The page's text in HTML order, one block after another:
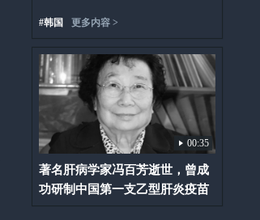
#韩国 更多内容 >
00:35
著名肝病学家冯百芳逝世，曾成
功研制中国第一支乙型肝炎疫苗